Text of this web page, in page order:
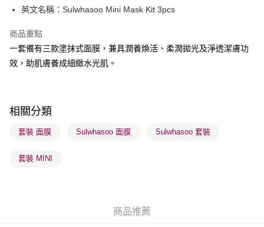
WeChat Pay
BoC Pay
送貨方式
每筆HK$65.00，滿HK$300.00或以上免運費
確認發貨後1-3 工作天送達，訂單將隨機分配至SF順豐速運或京東
(香港門市) 只顯示可選門市。確認發貨後2-5個工作天到店，3天內
英文名稱：Sulwhasoo Mini Mask Kit 3pcs
商品重點
一套備有三款塗抹式面膜，兼具潤養煥活、柔潤拋光及淨透潔膚功
效，助肌膚養成細緻水光肌。
相關分類
套裝 面膜 Sulwhasoo 面膜 Sulwhasoo 套裝
套裝 MINI
商品推薦